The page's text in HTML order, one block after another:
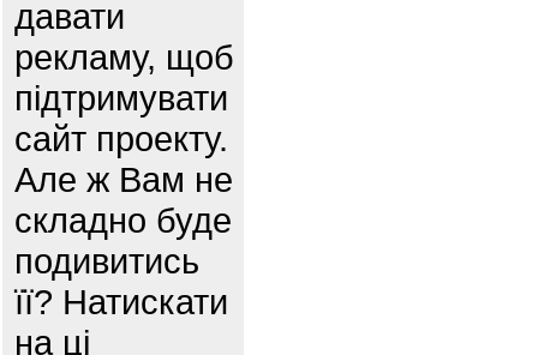
давати
рекламу, щоб
підтримувати
сайт проекту.
Але ж Вам не
складно буде
подивитись
її? Натискати
на ці